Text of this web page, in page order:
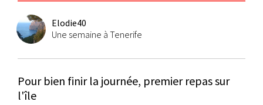
Elodie40
Une semaine à Tenerife
Pour bien finir la journée, premier repas sur
l'île